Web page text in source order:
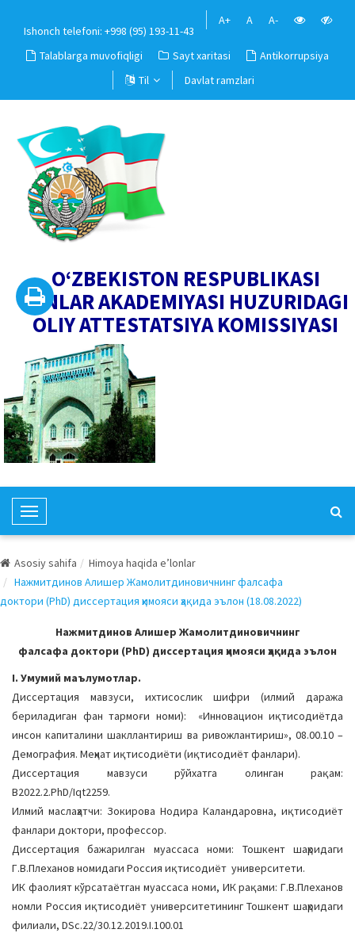
Ishonch telefoni: +998 (95) 193-11-43
A+ A A-
Talablarga muvofiqligi Sayt xaritasi
Antikorrupsiya
Til
Davlat ramzlari
O‘ZBEKISTON RESPUBLIKASI
FANLAR AKADEMIYASI HUZURIDAGI
OLIY ATTESTATSIYA KOMISSIYASI
T
o
g
l
e
a
i
g
a
t
i
o
n
Asosiy sahifa
Himoya haqida e’lonlar
Нажмитдинов Алишер Жамолитдиновичнинг фалсафа
доктори (PhD) диссертация ҳимояси ҳақида эълон (18.08.2022)
Нажмитдинов Алишер Жамолитдиновичнинг
фалсафа доктори (PhD) диссертация ҳимояси ҳақида эълон
I. Умумий маълумотлар.
Диссертация мавзуси, ихтисослик шифри (илмий даража
бериладиган фан тармоғи номи): «Инновацион иқтисодиётда
инсон капиталини шакллантириш ва ривожлантириш», 08.00.10 –
Демография. Меҳнат иқтисодиёти (иқтисодиёт фанлари).
Диссертация мавзуси рўйхатга олинган рақам:
В2022.2.PhD/Iqt2259.
Илмий маслаҳатчи: Зокирова Нодира Каландаровна, иқтисодиёт
фанлари доктори, профессор.
Диссертация бажарилган муассаса номи: Тошкент шаҳридаги
Г.В.Плеханов номидаги Россия иқтисодиёт университети.
ИК фаолият кўрсатаётган муассаса номи, ИК рақами: Г.В.Плеханов
номли Россия иқтисодиёт университетининг Тошкент шаҳридаги
филиали, DSc.22/30.12.2019.I.100.01